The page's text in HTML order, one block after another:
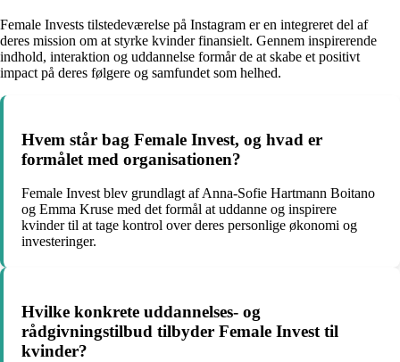
Female Invests tilstedeværelse på Instagram er en integreret del af
deres mission om at styrke kvinder finansielt. Gennem inspirerende
indhold, interaktion og uddannelse formår de at skabe et positivt
impact på deres følgere og samfundet som helhed.
Hvem står bag Female Invest, og hvad er
formålet med organisationen?
Female Invest blev grundlagt af Anna-Sofie Hartmann Boitano
og Emma Kruse med det formål at uddanne og inspirere
kvinder til at tage kontrol over deres personlige økonomi og
investeringer.
Hvilke konkrete uddannelses- og
rådgivningstilbud tilbyder Female Invest til
kvinder?